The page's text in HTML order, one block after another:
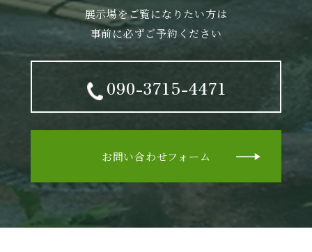
展示場をご覧になりたい方は
事前に必ずご予約ください
090-3715-4471
お問い合わせフォーム